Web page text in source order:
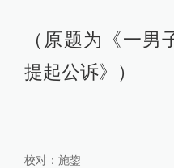
（原题为《一男
提起公诉》）
校对： 施鋆